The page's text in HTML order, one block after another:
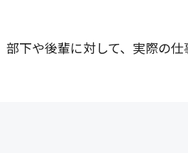
下や後輩に対して、実際の